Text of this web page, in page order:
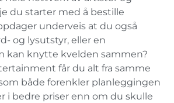
du starter med å bestille
underveis at du også
og lysutstyr, eller en
kan knytte kvelden sammen?
får du alt fra samme
både forenkler planleggingen
i bedre priser enn om du skulle